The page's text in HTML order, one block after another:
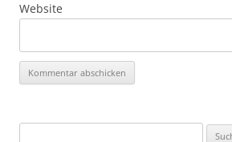
Website